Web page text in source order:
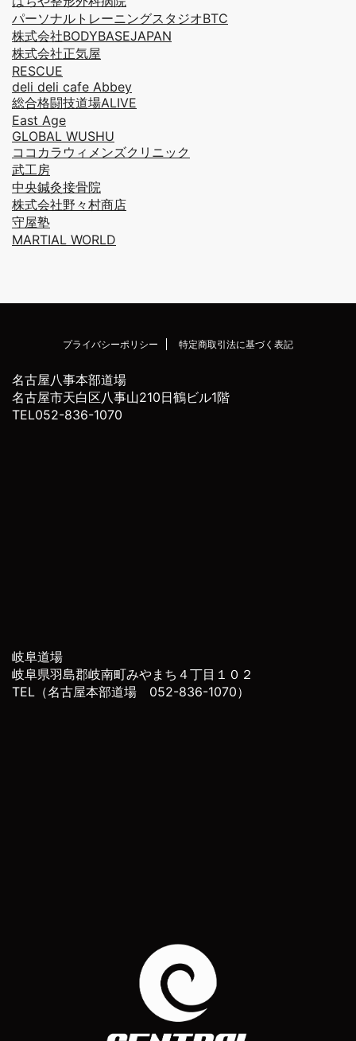
パーソナルトレーニングスタジオBTC
株式会社BODYBASEJAPAN
株式会社正気屋
RESCUE
deli deli cafe Abbey
総合格闘技道場ALIVE
East Age
GLOBAL WUSHU
ココカラウィメンズクリニック
武工房
中央鍼灸接骨院
株式会社野々村商店
守屋塾
MARTIAL WORLD
プライバシーポリシー 特定商取引法に基づく表記
名古屋八事本部道場
名古屋市天白区八事山210日鶴ビル1階
TEL052-836-1070
岐阜道場
岐阜県羽島郡岐南町みやまち４丁目１０２
TEL（名古屋本部道場 052-836-1070）